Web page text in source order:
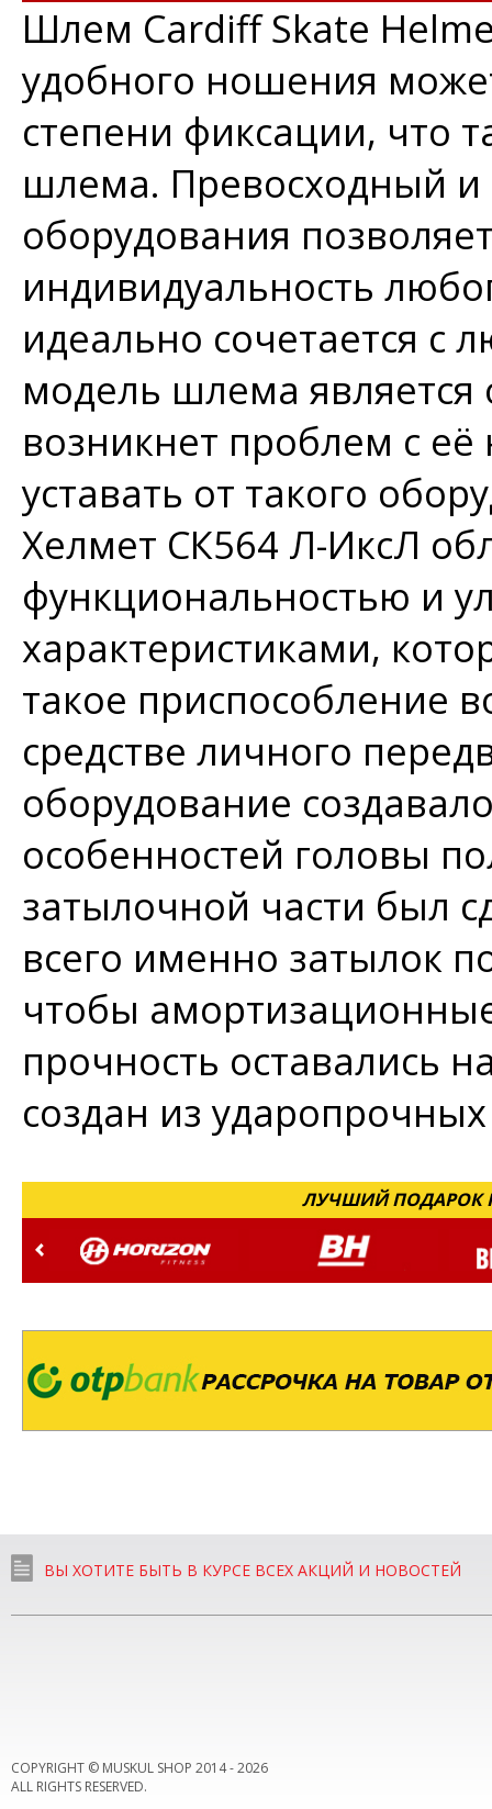
Шлем Cardiff Skate
удобного ношения
степени фиксации, что
шлема. Превосходный и
оборудования
индивидуальность
идеально сочетается с
модель шлема является
возникнет проблем с
уставать от такого
Хелмет СК564 Л-ИксЛ
функциональностью и
характеристиками,
такое приспособление
средстве личного
оборудование
особенностей головы
затылочной части был
всего именно затылок
чтобы
прочность оставались
создан из
ЛУЧШИЙ ПОДАРОК
ВЫ ХОТИТЕ БЫТЬ В КУРСЕ ВСЕХ АКЦИЙ И НОВОСТЕЙ
COPYRIGHT © MUSKUL SHOP 2014 -2026
ALL RIGHTS RESERVED.